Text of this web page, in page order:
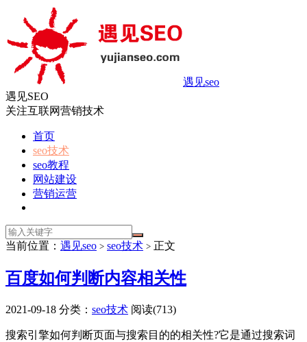
遇见seo
遇见SEO
关注互联网营销技术
首页
seo技术
seo教程
网站建设
营销运营
当前位置： 遇见seo > seo技术 > 正文
百度如何判断内容相关性
2021-09-18 分类： seo技术 阅读(713)
搜索引擎如何判断页面与搜索目的的相关性?它是通过搜索词